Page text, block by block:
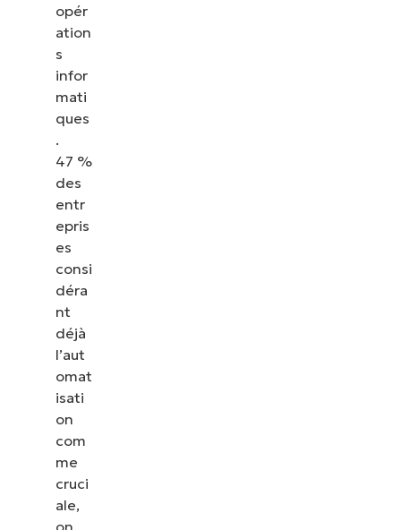
opér
ation
s
infor
mati
ques
.
47 %
des
entr
epris
es
consi
déra
nt
déjà
l’aut
omat
isati
on
com
me
cruci
ale,